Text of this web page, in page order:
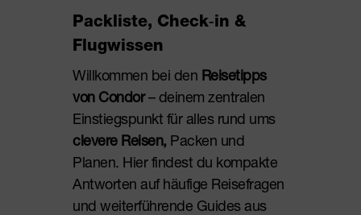
Packliste, Check‑in &
Flugwissen
Willkommen bei den Reisetipps
von Condor– deinem zentralen
Einstiegspunkt für alles rund ums
clevere Reisen, Packen und
Planen. Hier findest du kompakte
Antworten auf häufige Reisefragen
und weiterführende Guides aus